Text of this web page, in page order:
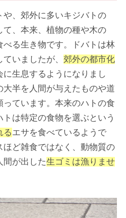
、郊外に多いキジバトの
、本来、植物の種や木の
る生き物です。ドバトは林
いましたが、 郊外の都市化
生息するようになりまし
半を人間が与えたものや道
ています。本来のハトの食
は特定の食物を選ぶという
るエサを食べているようで
ど雑食ではなく、動物質の
間が出した生ゴミは漁りませ